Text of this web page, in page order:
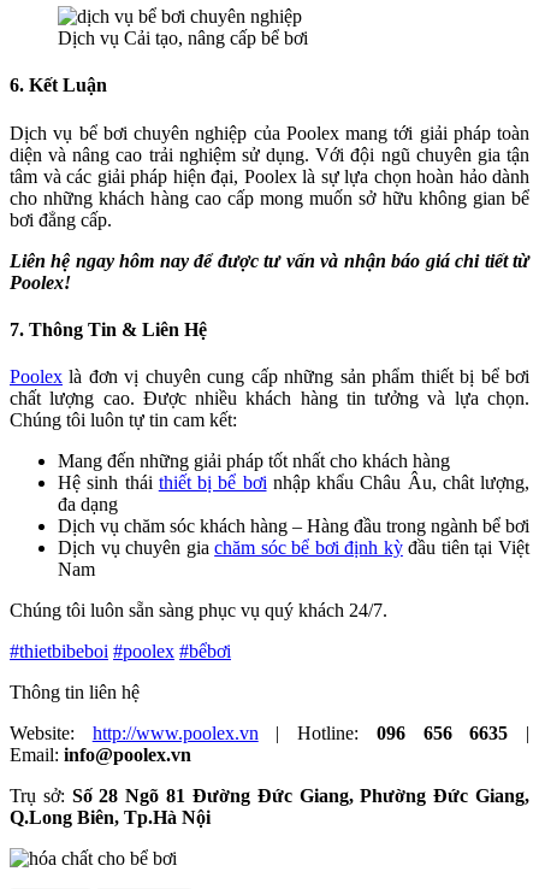
Dịch vụ Cải tạo, nâng cấp bể bơi
6. Kết Luận
Dịch vụ bể bơi chuyên nghiệp của Poolex mang tới giải pháp toàn
diện và nâng cao trải nghiệm sử dụng. Với đội ngũ chuyên gia tận
tâm và các giải pháp hiện đại, Poolex là sự lựa chọn hoàn hảo dành
cho những khách hàng cao cấp mong muốn sở hữu không gian bể
bơi đẳng cấp.
Liên hệ ngay hôm nay để được tư vấn và nhận báo giá chi tiết từ
Poolex!
7. Thông Tin & Liên Hệ
Poolex là đơn vị chuyên cung cấp những sản phẩm thiết bị bể bơi
chất lượng cao. Được nhiều khách hàng tin tưởng và lựa chọn.
Chúng tôi luôn tự tin cam kết:
Mang đến những giải pháp tốt nhất cho khách hàng
Hệ sinh thái thiết bị bể bơi nhập khẩu Châu Âu, chât lượng,
đa dạng
Dịch vụ chăm sóc khách hàng – Hàng đầu trong ngành bể bơi
Dịch vụ chuyên giachăm sóc bể bơi định kỳđầu tiên tại Việt
Nam
Chúng tôi luôn sẵn sàng phục vụ quý khách 24/7.
#thietbibeboi #poolex #bểbơi
Thông tin liên hệ
Website: http://www.poolex.vn | Hotline: 096 656 6635 |
Email: info@poolex.vn
Trụ sở: Số 28 Ngõ 81 Đường Đức Giang, Phường Đức Giang,
Q.Long Biên, Tp.Hà Nội